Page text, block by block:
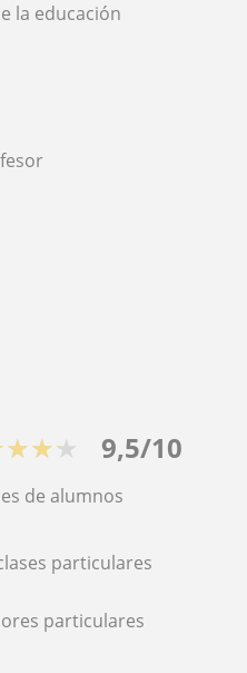
la educación
9,5/10
de alumnos
particulares
particulares